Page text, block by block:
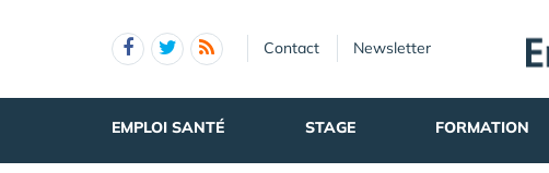
Contact Newsletter
EMPLOI SANTÉ STAGE FORMATION